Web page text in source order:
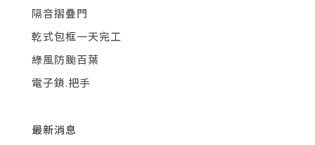
隔音摺疊門
乾式包框一天完工
綠風防颱百葉
電子鎖.把手
最新消息